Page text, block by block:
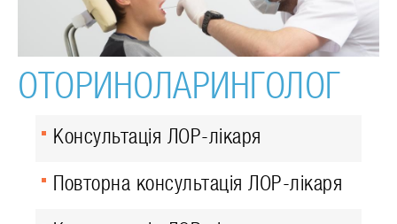
ОТОРИНОЛАРИНГОЛОГ
Консультація ЛОР-лікаря
Повторна консультація ЛОР-лікаря